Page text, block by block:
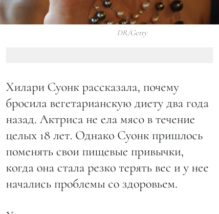
DR/Getty
Хилари Суонк рассказала, почему
бросила вегетарианскую диету два года
назад. Актриса не ела мясо в течение
целых 18 лет. Однако Суонк пришлось
поменять свои пищевые привычки,
когда она стала резко терять вес и у нее
начались проблемы со здоровьем.